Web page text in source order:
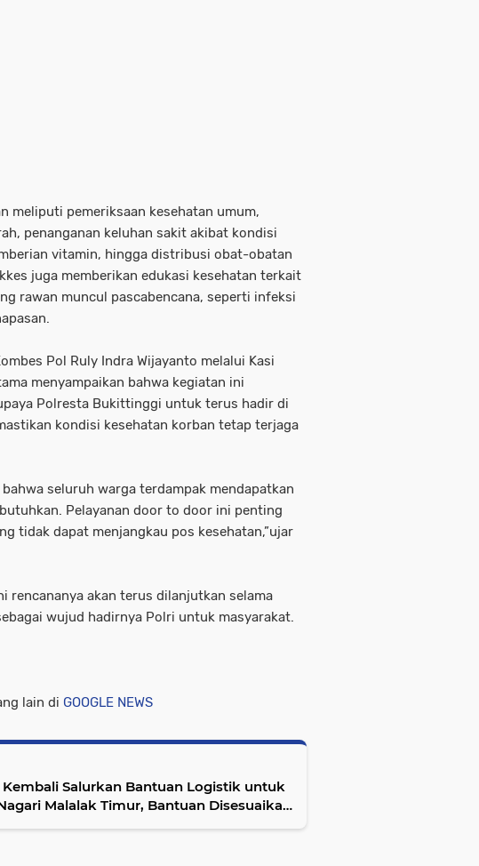
meliputi pemeriksaan kesehatan umum,
penanganan keluhan sakit akibat kondisi
vitamin, hingga distribusi obat-obatan
juga memberikan edukasi kesehatan terkait
rawan muncul pascabencana, seperti infeksi
Pol Ruly Indra Wijayanto melalui Kasi
menyampaikan bahwa kegiatan ini
Polresta Bukittinggi untuk terus hadir di
kondisi kesehatan korban tetap terjaga
seluruh warga terdampak mendapatkan
Pelayanan door to door ini penting
tidak dapat menjangkau pos kesehatan,”ujar
rencananya akan terus dilanjutkan selama
wujud hadirnya Polri untuk masyarakat.
lain di GOOGLE NEWS
Salurkan Bantuan Logistik untuk
Malalak Timur, Bantuan Disesuaikan